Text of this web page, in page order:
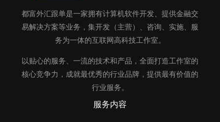
都富外汇跟单是一家拥有计算机软件开发、提供金融交
易解决方案等业务，集开发（主营）、咨询、实施、服
务为一体的互联网高科技工作室。
以贴心的服务、一流的技术和产品，全面打造工作室的
核心竞争力，成就最优秀的行业品牌，提供最有价值的
行业服务。
服务内容